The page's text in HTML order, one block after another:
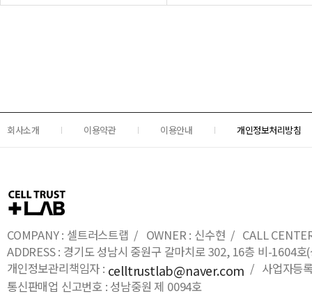
회사소개 이용약관 이용안내 개인정보처리방침
COMPANY : 셀트러스트랩 / OWNER : 신수현 / CALL
ADDRESS : 경기도 성남시 중원구 갈마치로 302, 16층 비-1604
개인정보관리책임자 : celltrustlab@naver.com / 사업자등
통신판매업 신고번호 : 성남중원 제 0094호